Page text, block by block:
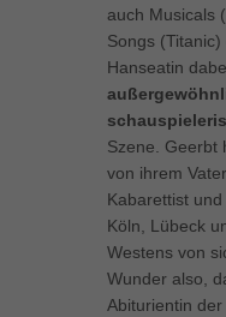
auch Musicals
Songs
Hanseatin
Szene. Geerbt
von ihrem
Kabarettist
Köln, Lübeck
Westens von
Wunder also,
Abiturientin
Datenschutzeinstellungen
Essenziell (1)
Essenzielle Cookies
die einwandfreie Funktion der
Cookie-
Marketing (1)
Marketing-Cookies werden
um personalisierte Werbung
Besucher über Websites
Cookie-